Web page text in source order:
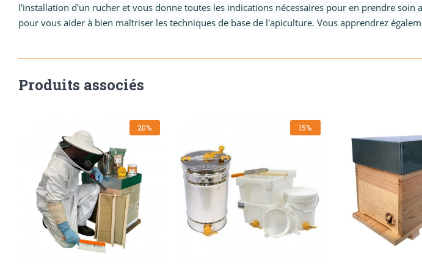
l'installation d'un rucher et vous donne toutes les indications nécessaires pour en prendre
pour vous aider à bien maîtriser les techniques de base de l'apiculture. Vous apprendrez
Produits associés
20% 15%